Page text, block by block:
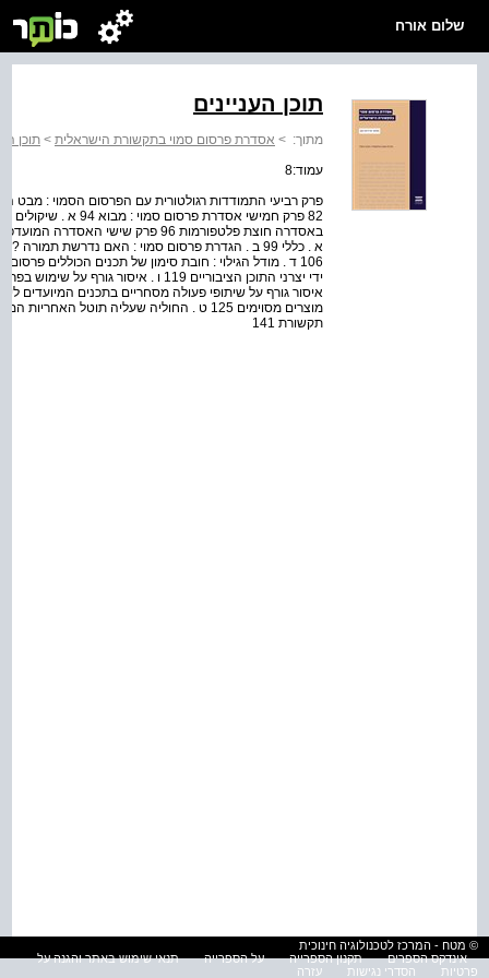
שלום אורח
תוכן העניינים
מתוך: > אסדרת פרסום סמוי בתקשורת הישראלית > תוכן
עמוד:8
תקשורת 141
© מטח - המרכז לטכנולוגיה חינוכית
אינדקס הספרים
תקנון הספרייה על הספרייה
תנאי שימוש באתר והגנה על
פרטיות
הסדרי נגישות עזרה